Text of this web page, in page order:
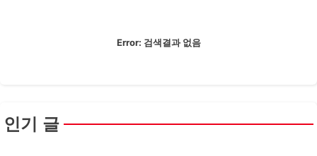
Error: 검색결과 없음
인기 글